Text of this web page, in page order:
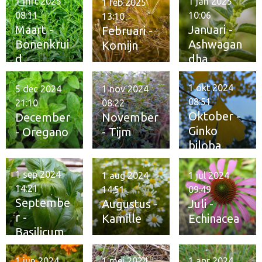
Maart -
Bonenkrui
d
08:11
Februari -
Komijn
1 feb 2025
13:10
Januari -
Ashwagan
dha
10:06
December
- Oregano
5 dec 2024
21:10
November
- Tijm
1 nov 2024
08:22
Oktober -
Ginko
biloba
1 okt 2024
08:51
Septembe
r -
Basilicum
1 sep 2024
14:21
Augustus -
Kamille
1 aug 2024
14:51
Juli -
Echinacea
1 jul 2024
09:49